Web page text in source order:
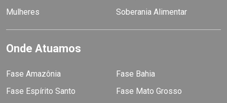
Mulheres
Soberania Alimentar
Onde Atuamos
Fase Amazônia
Fase Bahia
Fase Espírito Santo
Fase Mato Grosso